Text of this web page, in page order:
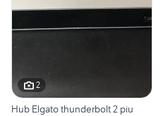
2
Hub Elgato thunderbolt 2 piu